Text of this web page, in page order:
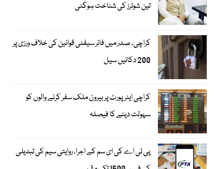
تین شوٹرز کی شناخت ہوگئی
کراچی، صدر میں فائر سیفٹی قوانین کی خلاف ورزی پر
200 دکانیں سیل
کراچی ایئرپورٹ پر بیرون ملک سفر کرنے والوں کو
سہولت دینے کا فیصلہ
پی ٹی اے کی ای سم کے اجرا، روایتی سیم کی تبدیلی